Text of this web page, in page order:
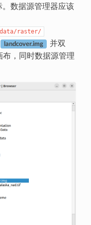
数据源管理器应该
raster/
landcover.img
并双
，同时数据源管理